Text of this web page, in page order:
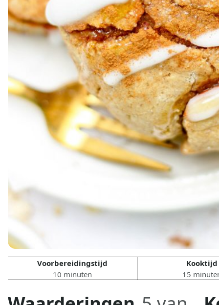
Voorbereidingstijd
10 minuten
Kooktijd
15